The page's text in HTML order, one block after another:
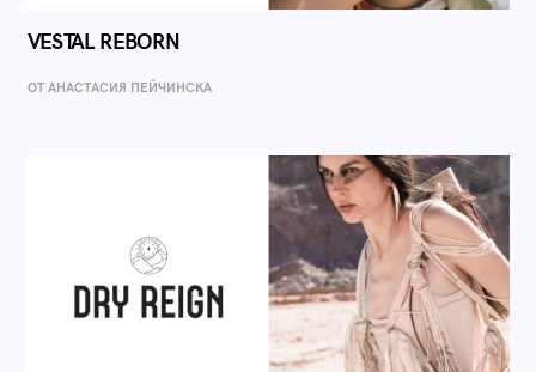
VESTAL REBORN
ОТ AНАСТАСИЯ ПЕЙЧИНСКА